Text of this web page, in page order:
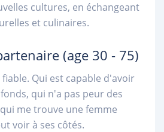
cultures, en échangeant
et culinaires.
(age 30 - 75)
Qui est capable d'avoir
qui n'a pas peur des
me trouve une femme
voir à ses côtés.